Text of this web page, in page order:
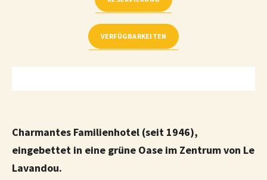
VERFÜGBARKEITEN
Charmantes Familienhotel (seit 1946),
eingebettet in eine grüne Oase im Zentrum von Le
Lavandou.